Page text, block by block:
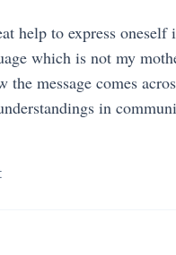
help to express oneself
which is not my
the message comes
in